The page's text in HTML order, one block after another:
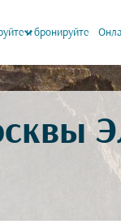
и бронируйте
keyboard_arrow_down